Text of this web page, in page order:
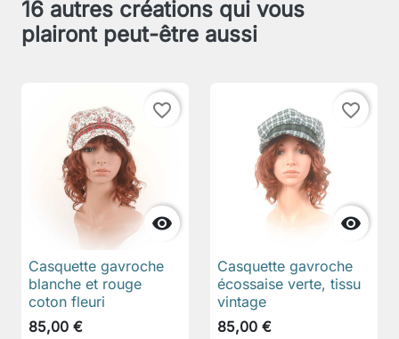
16 autres créations qui vous
plairont peut-être aussi

favorite_border
Casquette gavroche
blanche et rouge
coton fleuri
85,00 €

favorite_border
Casquette gavroche
écossaise verte, tissu
vintage
85,00 €